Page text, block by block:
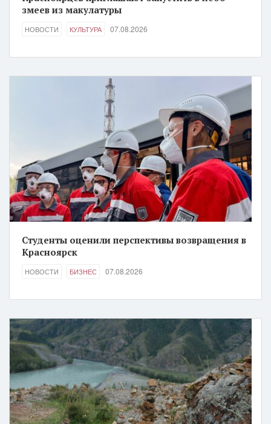
змеев из макулатуры
НОВОСТИ КУЛЬТУРА 07.08.2026
Студенты оценили перспективы возвращения в
Красноярск
НОВОСТИ БИЗНЕС 07.08.2026